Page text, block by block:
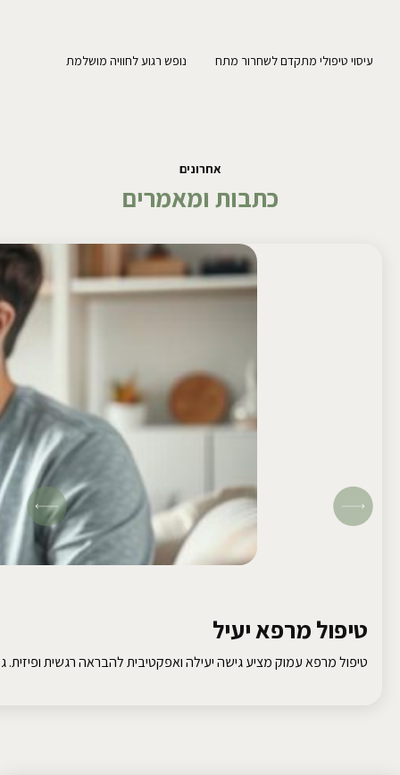
עיסוי טיפולי מתקדם לשחרור מתח נופש רגוע לחוויה מושלמת
אחרונים
כתבות ומאמרים
טיפול מרפא יעיל
טיפול מרפא עמוק מציע גישה יעילה ואפקטיבית להבראה רגשית ופיזית.